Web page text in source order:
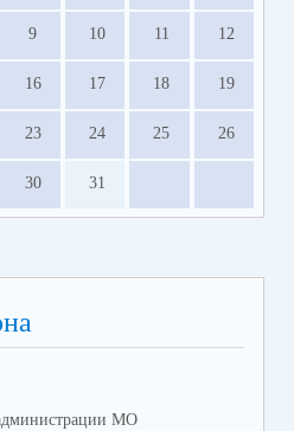
9 10 11 12
16 17 18 19
23 24 25 26
30 31
МО